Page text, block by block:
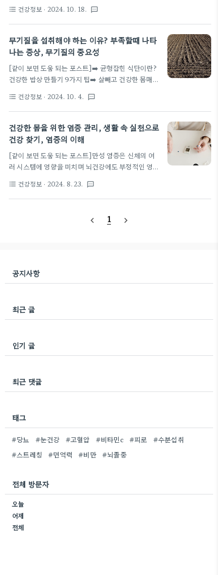
원으로 사용하고-> 지방이 고갈되면 단백질을 에너지
밀도를 감소시켜 골다공증과 같은 문제..
을 활용한 한약재가 큰 도움이 될 수 있습니다. 특정
음식과 한약재는 항염증 효과를 가지고 있어 우리 몸
의 면역 체계를 강화하고 회복을 촉진하는 데 기여합
니다. 이번 글에서는 만성염증을 치료하는데 효과적
인 음식과 한약재에 대해 자세히 알아보도록 하겠습니
다.만성 염증의 증상몸이 무겁고 담이 잘 걸리시나요?
이유없이 피로감이나 에너지 부족을 느끼시나요?관
절 통증이나 관절의 뻣뻣함이 느껴지시나요? 복통, 설
피부에 발진이나 여드름이 생기셨나요? 이유없이 불
안하고 ..
format_list_bulleted 건강정보 · 2024. 10. 18. textsms
무기질을 섭취해야 하는 이유? 부족할때 나타
나는 증상, 무기질의 중요성
[같이 보면 도움 되는 포스트]➡️ 균형잡힌 식단이란?
건강한 밥상 만들기 9가지 팁➡️ 살빼고 건강한 몸매,
다.➡️ 영양제 섭취시 주의 사항, 복용 시간, 영양제를
한꺼번에 먹는 방법 알아보자무기질은 우리 몸의 건강
을 유지하는 데 필수적인 미네랄 성분으로, 뼈와 치아
형성, 신경 기능, 근육 수축 등 다양한 역할을 합니다.
음식에서 자연스럽게 섭취할 수 있지만, 부족할 경우
여러 가지 건강 문제가 발생할 수 있습니다. 예를 들
어, 칼슘이 부족하면 뼈가 약해지고, 철분 결핍은 빈
혈을 유발할 수 있습니다. 따라서 무기질의 중요성을
과 생리적 기능을 유지하기위해 섭..
format_list_bulleted 건강정보 · 2024. 10. 4. textsms
건강한 몸을 위한 염증 관리, 생활 속 실천으로
건강 찾기, 염증의 이해
[같이 보면 도움 되는 포스트]만성 염증은 신체의 여
러 시스템에 영향을 미치며 뇌건강에도 부정적인 영향
건강에 좋은 영양소 어떤것이 있을까요? 만성염증은
우리 몸의 면역 시스템이 장기간 동안 과도하게 반응
있습니다. 이 상태는 여러 가지 요인, 예를 들어 스트
습니다. 건강한 생활 습관을 통해 만성염증을 예방하
고 관리하는 것이 중요합니다. 우리 몸에 염증이 생
format_list_bulleted 건강정보 · 2024. 8. 23. textsms
navigate_before 1 navigate_next
공지사항
최근 글
인기 글
최근 댓글
태그
#당뇨 #눈건강 #고혈압 #비타민c #피로
#수분섭취
#스트레칭
#면역력 #비만 #뇌졸중
전체 방문자
오늘
어제
전체